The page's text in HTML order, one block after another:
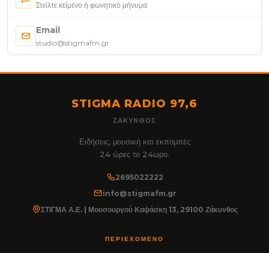
Στείλτε κείμενο ή φωνητικό μήνυμα
Email
studio@stigmafm.gr
STIGMA RADIO 97,6
ΖΆΚΥΝΘΟΣ
Ειδήσεις, μουσική και εκπομπές
24 ώρες το 24ωρο.
2695022222
info@stigmafm.gr
ΣΤΙΓΜΑ Α.Ε. | Μουσουργού Καψάσκη 13, 29100 Ζάκυνθος
ΠΕΡΙΕΧΌΜΕΝΟ